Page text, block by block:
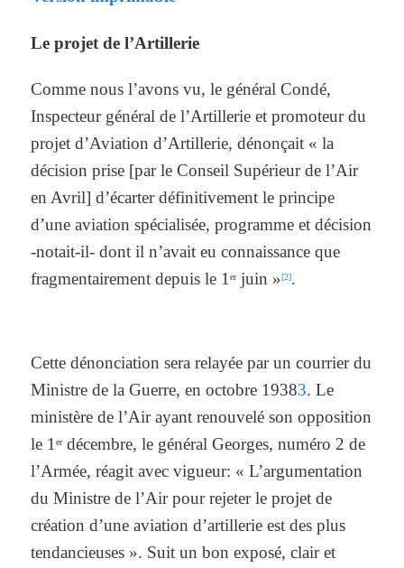
Le projet de l’Artillerie
Comme nous l’avons vu, le général Condé,
Inspecteur général de l’Artillerie et promoteur du
projet d’Aviation d’Artillerie, dénonçait « la
décision prise [par le Conseil Supérieur de l’Air
en Avril] d’écarter définitivement le principe
d’une aviation spécialisée, programme et décision
-notait-il- dont il n’avait eu connaissance que
fragmentairement depuis le 1erjuin »[2].
Cette dénonciation sera relayée par un courrier du
Ministre de la Guerre, en octobre 19383. Le
ministère de l’Air ayant renouvelé son opposition
le 1erdécembre, le général Georges, numéro 2 de
l’Armée, réagit avec vigueur: « L’argumentation
du Ministre de l’Air pour rejeter le projet de
création d’une aviation d’artillerie est des plus
tendancieuses ». Suit un bon exposé, clair et